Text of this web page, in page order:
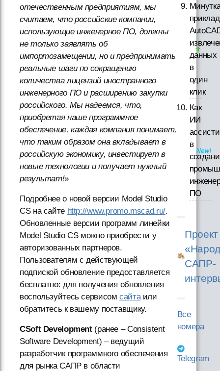
отечественным предприятиям, мы
считаем, что российские компании,
использующие инженерное ПО, должны
не только заявлять об
импортозамещении, но и предпринимать
реальные шаги по сокращению
количества лицензий иностранного
инженерного ПО и расширению закупки
российского. Мы надеемся, что,
приобретая наше программное
обеспечение, каждая компания понимает,
что таким образом она вкладывает в
российскую экономику, инвестирует в
новые технологии и получает нужный
результат!»
Подробнее о новой версии Model Studio
CS на сайте http://www.promo.mscad.ru/.
Обновленные версии программ линейки
Model Studio CS можно приобрести у
авторизованных партнеров.
Пользователям с действующей
подпиской обновление предоставляется
бесплатно: для получения обновления
воспользуйтесь сервисомсайтаили
обратитесь к вашему поставщику.
CSoft Development(ранее – Consistent
Software Development) – ведущий
разработчик программного обеспечения
для рынка САПР в области
данных
в
один
клик
Как
ИИ
в
ПО
Проект
САПР-
Все
номера
Telegram